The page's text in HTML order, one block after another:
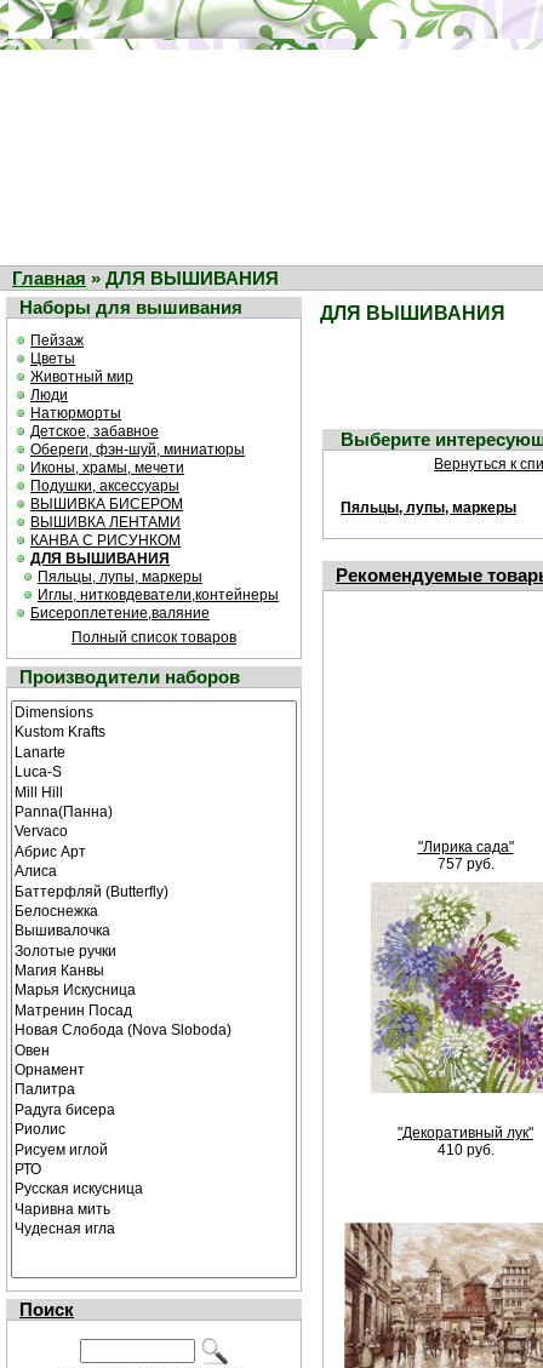
Главная » ДЛЯ ВЫШИВАНИЯ
Наборы для вышивания
Пейзаж
Цветы
Животный мир
Люди
Натюрморты
Детское, забавное
Обереги, фэн-шуй, миниатюры
Иконы, храмы, мечети
Подушки, аксессуары
ВЫШИВКА БИСЕРОМ
ВЫШИВКА ЛЕНТАМИ
КАНВА С РИСУНКОМ
ДЛЯ ВЫШИВАНИЯ
Пяльцы, лупы, маркеры
Иглы, нитковдеватели,контейнеры
Бисероплетение,валяние
Полный список товаров
Производители наборов
Поиск
ДЛЯ ВЫШИВАНИЯ
Выберите
Вернуться к
Пяльцы, лупы, маркеры
Рекомендуемые
"Лирика сада"
757 руб.
"Декоративный лук"
410 руб.